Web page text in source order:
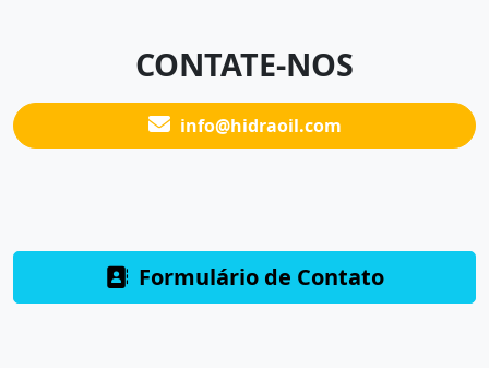
CONTATE-NOS
info@hidraoil.com
Formulário de Contato